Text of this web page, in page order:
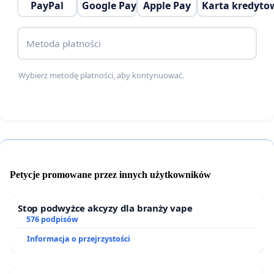
rozwoju dla całej Polski - powstała fabryka Izery.
PayPal Google Pay Apple Pay Karta
Metoda płatności
Wybierz metodę płatności, aby kontynuować.
Petycje promowane przez innych użytkowników
Stop podwyżce akcyzy dla branży vape
576 podpisów
Informacja o przejrzystości